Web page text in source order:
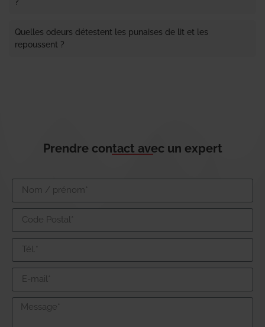
Quelles odeurs détestent les punaises de lit et les
repoussent ?
Prendre contact avec un expert